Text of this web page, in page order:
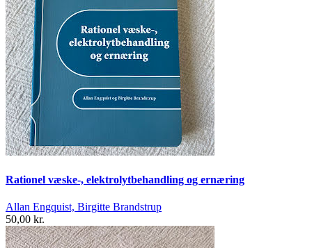
Rationel væske-, elektrolytbehandling og ernæring
Allan Engquist, Birgitte Brandstrup
50,00 kr.